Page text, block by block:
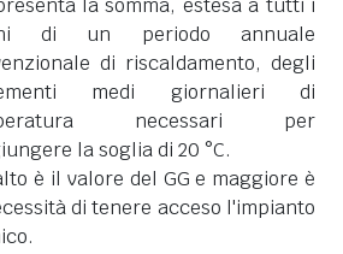
la somma, estesa a tutti i
di un periodo annuale
di riscaldamento, degli
medi giornalieri di
necessari per
la soglia di 20 °C.
è il valore del GG e maggiore è
di tenere acceso l'impianto